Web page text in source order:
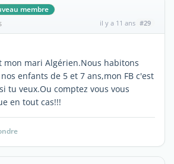
membre
il y a 11 ans #29
mon mari Algérien.Nous habitons
enfants de 5 et 7 ans,mon FB c'est
tu veux.Ou comptez vous vous
en tout cas!!!